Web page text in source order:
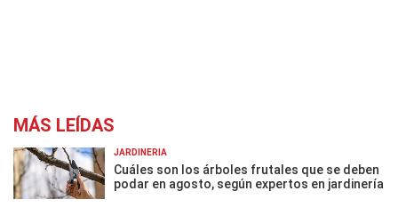
MÁS LEÍDAS
JARDINERÍA
Cuáles son los árboles frutales que se deben
podar en agosto, según expertos en jardinería